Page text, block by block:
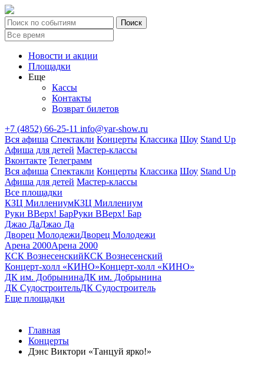
Новости и акции
Площадки
Еще
Кассы
Контакты
Возврат билетов
+7 (4852) 66-25-11 info@yar-show.ru
Вся афиша Спектакли Концерты Классика Шоу Stand Up
Афиша для детей Мастер-классы
Вконтакте Телеграмм
Вся афиша Спектакли Концерты Классика Шоу Stand Up
Афиша для детей Мастер-классы
Все площадки
КЗЦ МиллениумКЗЦ Миллениум
Руки ВВерх! БарРуки ВВерх! Бар
Джао ДаДжао Да
Дворец МолодежиДворец Молодежи
Арена 2000Арена 2000
КСК ВознесенскийКСК Вознесенский
Концерт-холл «КИНО»Концерт-холл «КИНО»
ДК им. ДобрынинаДК им. Добрынина
ДК СудостроительДК Судостроитель
Еще площадки
Главная
Концерты
Дэнс Виктори «Танцуй ярко!»